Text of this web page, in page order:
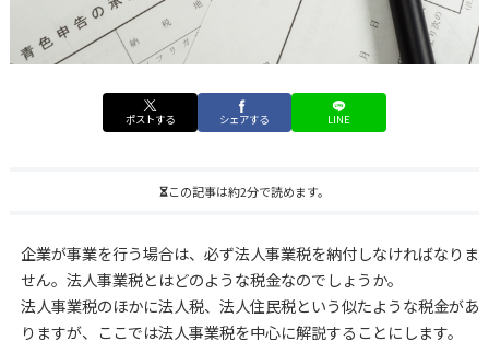
ポストする シェアする LINE
この記事は約2分で読めます。
企業が事業を行う場合は、必ず法人事業税を納付しなければなりま
せん。法人事業税とはどのような税金なのでしょうか。
法人事業税のほかに法人税、法人住民税という似たような税金があ
りますが、ここでは法人事業税を中心に解説することにします。